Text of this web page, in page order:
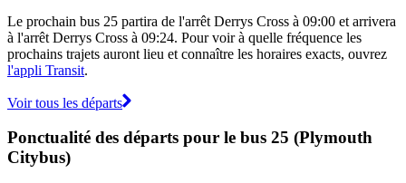
Le prochain bus 25 partira de l'arrêt Derrys Cross à 09:00 et arrivera
à l'arrêt Derrys Cross à 09:24. Pour voir à quelle fréquence les
prochains trajets auront lieu et connaître les horaires exacts, ouvrez
l'appli Transit.
Voir tous les départs
Ponctualité des départs pour le bus 25 (Plymouth
Citybus)